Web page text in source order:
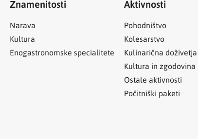
Znamenitosti
Narava
Kultura
Enogastronomske specialitete
Aktivnosti
Pohodništvo
Kolesarstvo
Kulinarična doživetja
Kultura in zgodovina
Ostale aktivnosti
Počitniški paketi